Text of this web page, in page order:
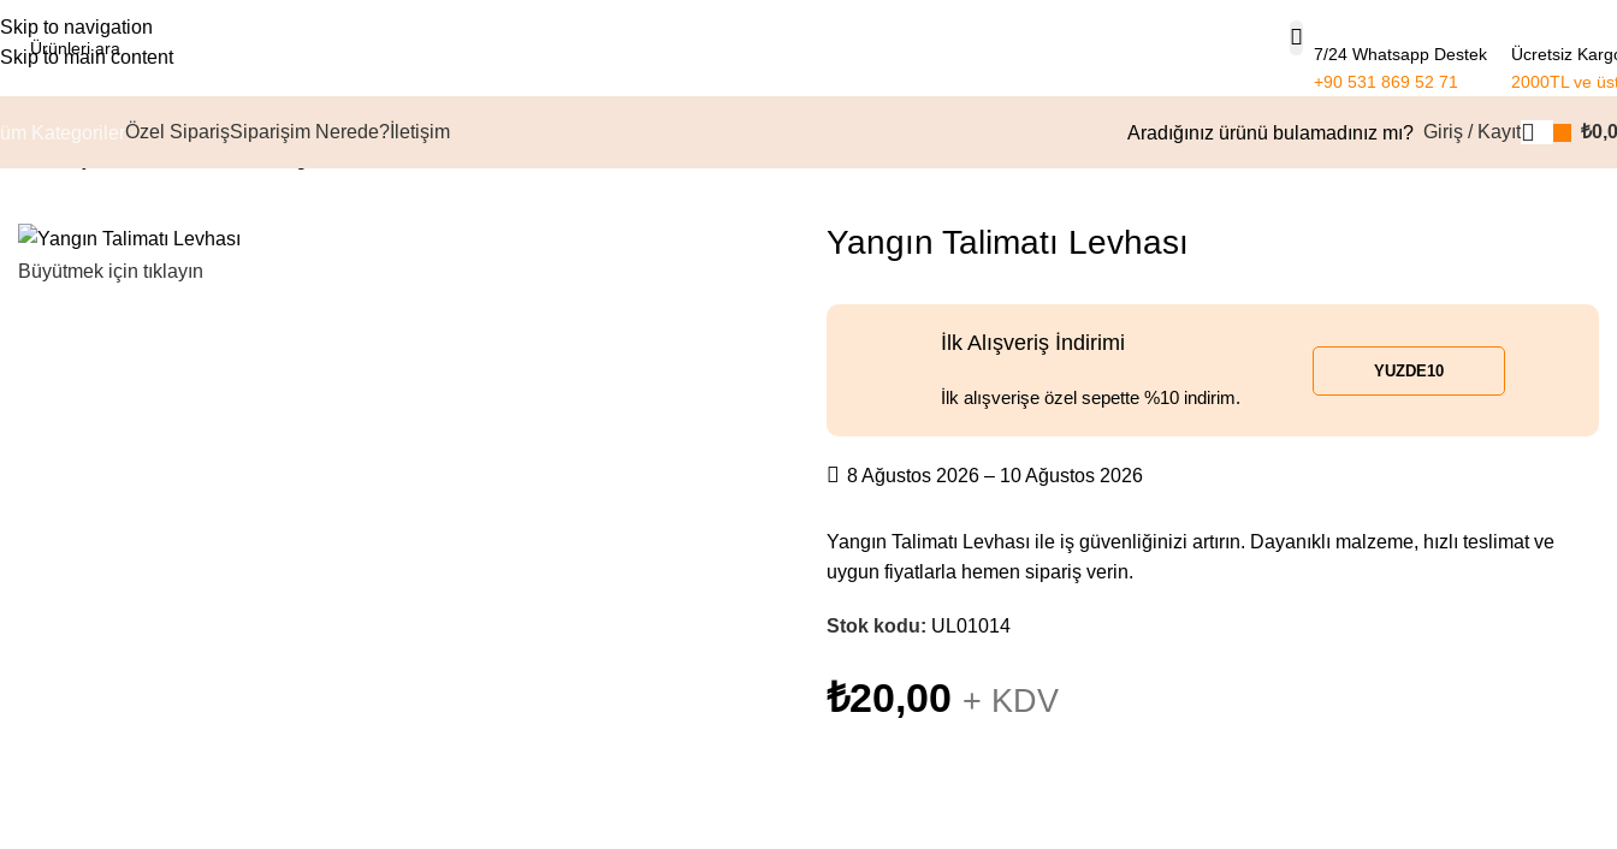
Skip to navigation
Skip to main content
7/24 Whatsapp Destek
+90 531 869 52 71
Ücretsiz
2000TL ve
KategorilerÖzel SiparişSiparişim Nerede? İletişim Aradığınız ürünü bulamadınız mı? Giriş / Kayıt ₺
Büyütmek için tıklayın
Yangın Talimatı Levhası
İlk Alışveriş İndirimi
İlk alışverişe özel sepette %10 indirim.
YUZDE10
8 Ağustos 2026 – 10 Ağustos 2026
Yangın Talimatı Levhası ile iş güvenliğinizi artırın. Dayanıklı malzeme, hızlı teslimat ve
uygun fiyatlarla hemen sipariş verin.
Stok kodu: UL01014
₺20,00 + KDV